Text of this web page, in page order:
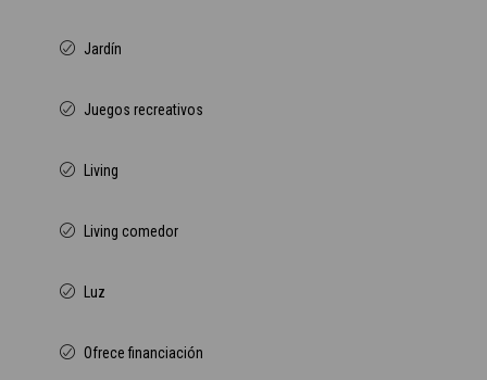
Jardín
Juegos recreativos
Living
Living comedor
Luz
Ofrece financiación